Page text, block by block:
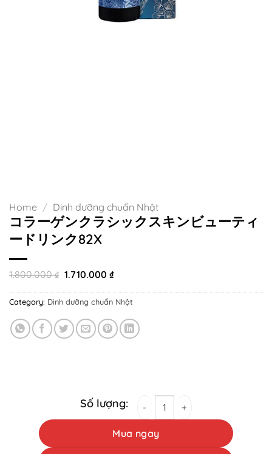
Home / Dinh dưỡng chuẩn Nhật
コラーゲンクラシックスキンビューティ
ードリンク82X
1.800.000₫ Original
was:
1.800.000 ₫.
1.710.000 ₫Current
is:
1.710.000 ₫.
Category: Dinh dưỡng chuẩn Nhật
コラーゲンクラシックスキンビューティードリ
Mua ngay